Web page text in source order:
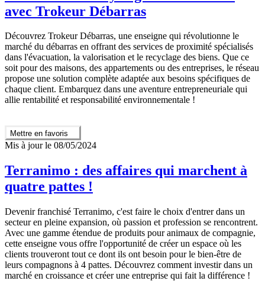
avec Trokeur Débarras
Découvrez Trokeur Débarras, une enseigne qui révolutionne le
marché du débarras en offrant des services de proximité spécialisés
dans l'évacuation, la valorisation et le recyclage des biens. Que ce
soit pour des maisons, des appartements ou des entreprises, le réseau
propose une solution complète adaptée aux besoins spécifiques de
chaque client. Embarquez dans une aventure entrepreneuriale qui
allie rentabilité et responsabilité environnementale !
Mettre en favoris
Mis à jour le 08/05/2024
Terranimo : des affaires qui marchent à
quatre pattes !
Devenir franchisé Terranimo, c'est faire le choix d'entrer dans un
secteur en pleine expansion, où passion et profession se rencontrent.
Avec une gamme étendue de produits pour animaux de compagnie,
cette enseigne vous offre l'opportunité de créer un espace où les
clients trouveront tout ce dont ils ont besoin pour le bien-être de
leurs compagnons à 4 pattes. Découvrez comment investir dans un
marché en croissance et créer une entreprise qui fait la différence !